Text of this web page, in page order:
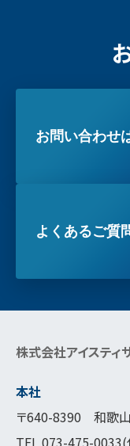
お問い合わせ
よくあるご質
株式会社アイスティ
本社
〒640-8390 和歌
TEL073-475-0033